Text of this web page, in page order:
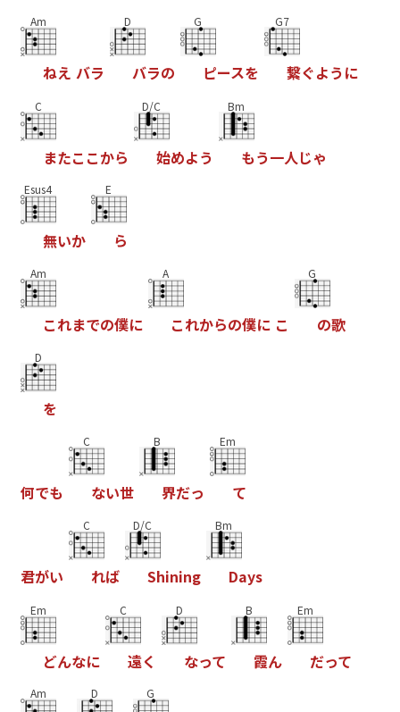
Am
ねえ バラ
D
バラの
G
ピースを
G7
繋ぐよう に
C
またこ こから
D/C
始めよう
Bm
もう一人じゃ
Esus4
無いか
E
ら
Am
これまでの僕に
A
これからの僕に こ
G
の歌
D
を
何でも
C
ない世
B
界だっ
Em
て
君がい
C
れば
D/C
Shining
Bm
Days
Em
どんなに
C
遠く
D
なって
B
霞ん
Em
だって
Am D G